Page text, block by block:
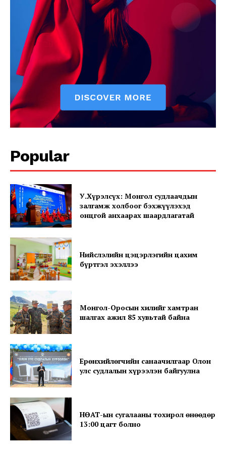
News Week
Magazine PRO
Company
About
Contact us
Subscription Plans
My account
Popular
У.Хүрэлсүх: Монгол судлаачдын
залгамж холбоог бэхжүүлэхэд
онцгой анхаарах шаардлагатай
Нийслэлийн цэцэрлэгийн цахим
бүртгэл эхэллээ
Монгол-Оросын хилийг хамтран
шалгах ажил 85 хувьтай байна
Ерөнхийлөгчийн санаачилгаар Олон
улс судлалын хүрээлэн байгуулна
НӨАТ-ын сугалааны тохирол өнөөдөр
13:00 цагт болно